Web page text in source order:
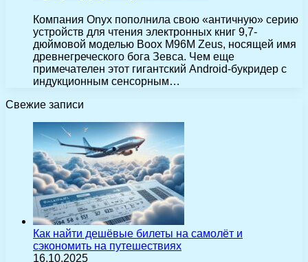
Компания Onyx пополнила свою «античную» серию
устройств для чтения электронных книг 9,7-
дюймовой моделью Boox M96M Zeus, носящей имя
древнегреческого бога Зевса. Чем еще
примечателен этот гигантский Android-букридер с
индукционным сенсорным…
Свежие записи
Как найти дешёвые билеты на самолёт и
сэкономить на путешествиях
16.10.2025